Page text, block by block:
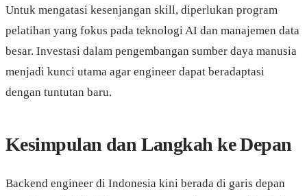
Untuk mengatasi kesenjangan skill, diperlukan program
pelatihan yang fokus pada teknologi AI dan manajemen data
besar. Investasi dalam pengembangan sumber daya manusia
menjadi kunci utama agar engineer dapat beradaptasi
dengan tuntutan baru.
Kesimpulan dan Langkah ke Depan
Backend engineer di Indonesia kini berada di garis depan